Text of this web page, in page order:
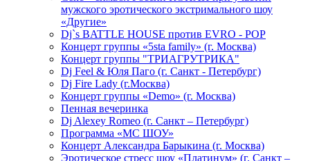
мужского эротического экстримального шоу
«Другие»
Dj`s BATTLE HOUSE против EVRO - POP
Концерт группы «5sta family» (г. Москва)
Концерт группы "ТРИАГРУТРИКА"
Dj Feel & Юля Паго (г. Санкт - Петербург)
Dj Fire Lady (г.Москва)
Концерт группы «Demo» (г. Москва)
Пенная вечеринка
Dj Alexey Romeo (г. Санкт – Петербург)
Программа «МС ШОУ»
Концерт Александра Барыкина (г. Москва)
Эротическое стресс шоу «Платинум» (г. Санкт –